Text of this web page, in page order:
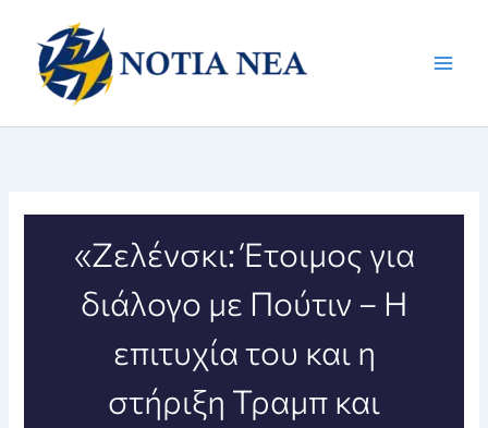
περιεχόμενο
«Ζελένσκι: Έτοιμος για
διάλογο με Πούτιν – Η
επιτυχία του και η
στήριξη Τραμπ και